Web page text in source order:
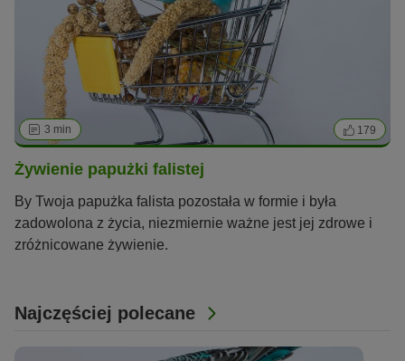
3 min 179
Żywienie papużki falistej
By Twoja papużka falista pozostała w formie i była
zadowolona z życia, niezmiernie ważne jest jej zdrowe i
zróżnicowane żywienie.
Najczęściej polecane